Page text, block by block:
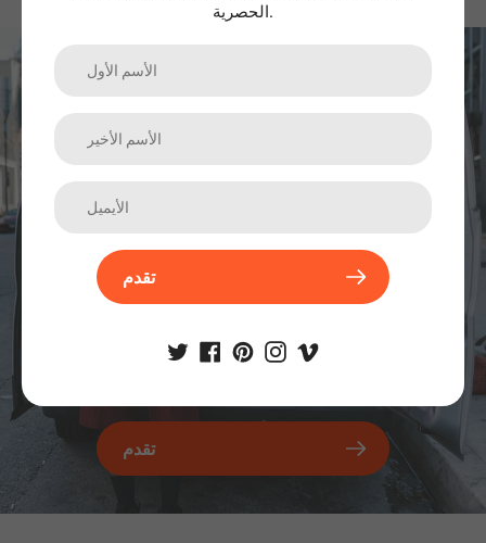
اشترك في نشرتنا الإخبارية
الترقيات والمنتجات الجديدة والمبيعات. مباشرة إلى صندوق الوارد
تقدم
الحصرية.
تقدم